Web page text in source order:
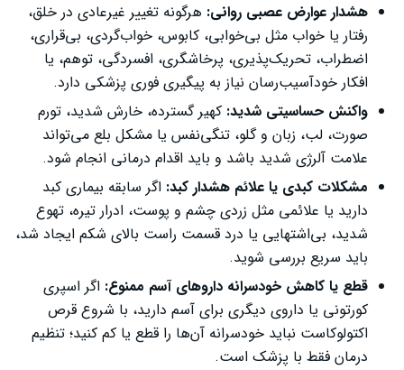
هشدار عوارض عصبی روانی: هرگونه تغییر غیرعادی در خلق،
رفتار یا خواب مثل بی‌خوابی، کابوس، خواب‌گردی، بی‌قراری،
اضطراب، تحریک‌پذیری، پرخاشگری، افسردگی، توهم، یا
افکار خودآسیب‌رسان نیاز به پیگیری فوری پزشکی دارد.
واکنش حساسیتی شدید: کهیر گسترده، خارش شدید، تورم
صورت، لب، زبان و گلو، تنگی‌نفس یا مشکل بلع می‌تواند
علامت آلرژی شدید باشد و باید اقدام درمانی انجام شود.
مشکلات کبدی یا علائم هشدار کبد: اگر سابقه بیماری کبد
دارید یا علائمی مثل زردی چشم و پوست، ادرار تیره، تهوع
شدید، بی‌اشتهایی یا درد قسمت راست بالای شکم ایجاد شد،
باید سریع بررسی شوید.
قطع یا کاهش خودسرانه داروهای آسم ممنوع: اگر اسپری
کورتونی یا داروی دیگری برای آسم دارید، با شروع قرص
اکتولوکاست نباید خودسرانه آن‌ها را قطع یا کم کنید؛ تنظیم
درمان فقط با پزشک است.